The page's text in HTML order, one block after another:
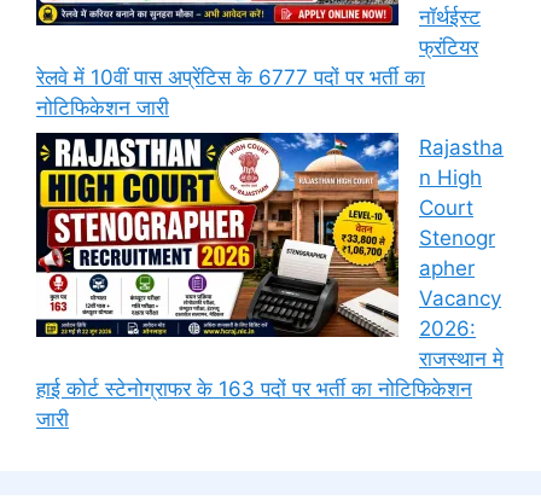
नॉर्थईस्ट
फ्रंटियर
रेलवे में 10वीं पास अप्रेंटिस के 6777 पदों पर भर्ती का
नोटिफिकेशन जारी
Rajastha
n High
Court
Stenogr
apher
Vacancy
2026:
राजस्थान मे
हाई कोर्ट स्टेनोग्राफर के 163 पदों पर भर्ती का नोटिफिकेशन
जारी